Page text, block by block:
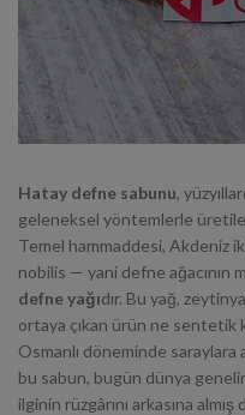
Hatay defne sabunu,
geleneksel yöntemlerle
Temel hammaddesi, Akdeniz
nobilis — yani defne ağacının
defne yağıdır. Bu yağ,
ortaya çıkan ürün ne sentetik
Osmanlı döneminde
bu sabun, bugün dünya
ilginin rüzgârını arkasına